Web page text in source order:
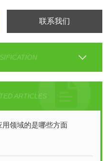
联系我们
ARTICLES
领域的是哪些方面